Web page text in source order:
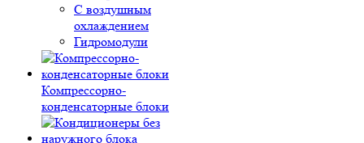
С воздушным
охлаждением
Гидромодули
Компрессорно-
конденсаторные блоки